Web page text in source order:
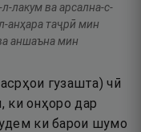
лакум ва арсална-с-
анҳара таҷрӣ мин
аншаъна мин
гузашта) чӣ
ки онҳоро дар
ки барои шумо